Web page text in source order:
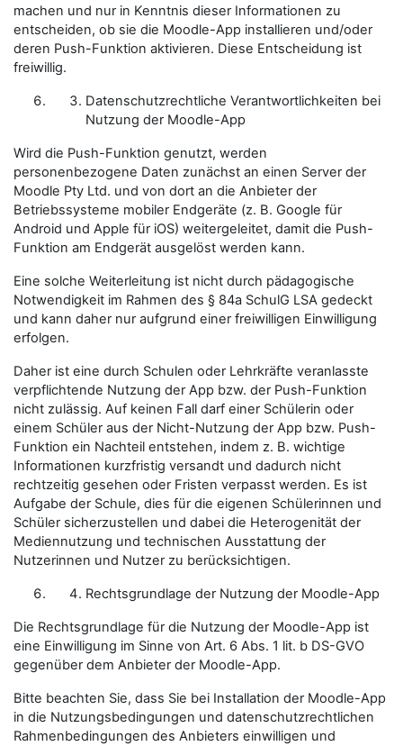
machen und nur in Kenntnis dieser Informationen zu
entscheiden, ob sie die Moodle-App installieren und/oder
deren Push-Funktion aktivieren. Diese Entscheidung ist
freiwillig.
Datenschutzrechtliche Verantwortlichkeiten bei
Nutzung der Moodle-App
Wird die Push-Funktion genutzt, werden
personenbezogene Daten zunächst an einen Server der
Moodle Pty Ltd. und von dort an die Anbieter der
Betriebssysteme mobiler Endgeräte (z. B. Google für
Android und Apple für iOS) weitergeleitet, damit die Push-
Funktion am Endgerät ausgelöst werden kann.
Eine solche Weiterleitung ist nicht durch pädagogische
Notwendigkeit im Rahmen des § 84a SchulG LSA gedeckt
und kann daher nur aufgrund einer freiwilligen Einwilligung
erfolgen.
Daher ist eine durch Schulen oder Lehrkräfte veranlasste
verpflichtende Nutzung der App bzw. der Push-Funktion
nicht zulässig. Auf keinen Fall darf einer Schülerin oder
einem Schüler aus der Nicht-Nutzung der App bzw. Push-
Funktion ein Nachteil entstehen, indem z. B. wichtige
Informationen kurzfristig versandt und dadurch nicht
rechtzeitig gesehen oder Fristen verpasst werden. Es ist
Aufgabe der Schule, dies für die eigenen Schülerinnen und
Schüler sicherzustellen und dabei die Heterogenität der
Mediennutzung und technischen Ausstattung der
Nutzerinnen und Nutzer zu berücksichtigen.
Rechtsgrundlage der Nutzung der Moodle-App
Die Rechtsgrundlage für die Nutzung der Moodle-App ist
eine Einwilligung im Sinne von Art. 6 Abs. 1 lit. b DS-GVO
gegenüber dem Anbieter der Moodle-App.
Bitte beachten Sie, dass Sie bei Installation der Moodle-App
in die Nutzungsbedingungen und datenschutzrechtlichen
Rahmenbedingungen des Anbieters einwilligen und